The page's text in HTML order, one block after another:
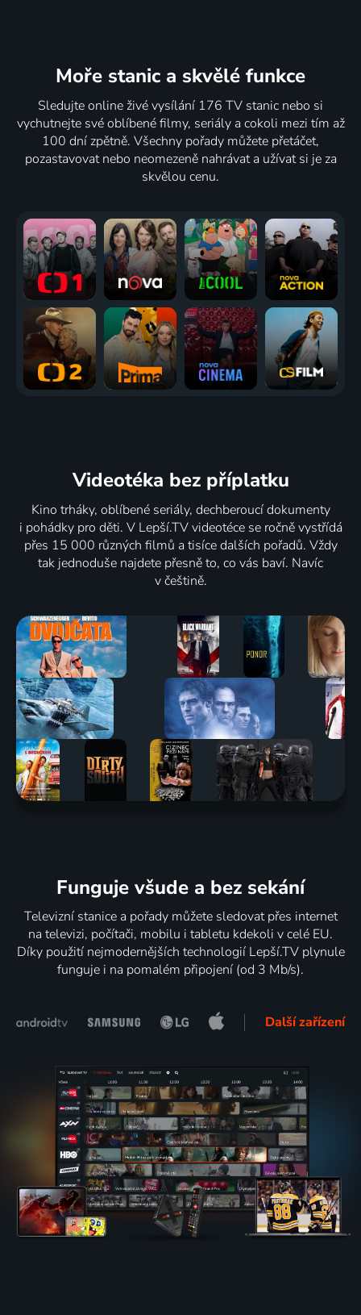
Moře stanic a skvělé funkce
Sledujte online živé vysílání 176 TV stanic nebo si
vychutnejte své oblíbené filmy, seriály a cokoli mezi tím až
100 dní zpětně. Všechny pořady můžete přetáčet,
pozastavovat nebo neomezeně nahrávat a užívat si je za
skvělou cenu.
Videotéka bez příplatku
Kino trháky, oblíbené seriály, dechberoucí dokumenty
i pohádky pro děti. V Lepší.TV videotéce se ročně vystřídá
přes 15 000 různých filmů a tisíce dalších pořadů. Vždy
tak jednoduše najdete přesně to, co vás baví. Navíc
v češtině.
Funguje všude a bez sekání
Televizní stanice a pořady můžete sledovat přes internet
na televizi, počítači, mobilu i tabletu kdekoli v celé EU.
Díky použití nejmodernějších technologií Lepší.TV plynule
funguje i na pomalém připojení (od 3 Mb/s).
Další zařízení